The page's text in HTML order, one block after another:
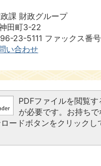
課 財政グループ
田町3-22
23-5111 ファックス番
い合わせ
PDFファイルを閲覧
が必要です。お持ち
ードボタンをクリック